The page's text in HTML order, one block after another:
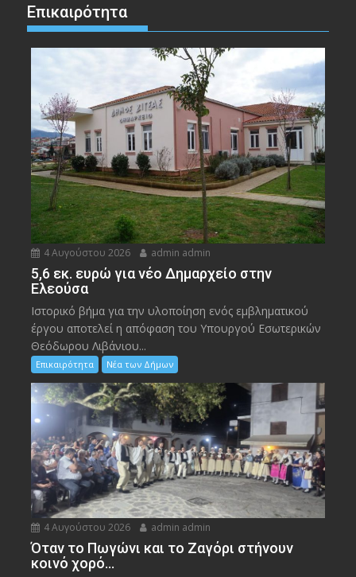
Επικαιρότητα
4 Αυγούστου 2026 admin admin
5,6 εκ. ευρώ για νέο Δημαρχείο στην
Ελεούσα
Ιστορικό βήμα για την υλοποίηση ενός εμβληματικού
έργου αποτελεί η απόφαση του Υπουργού Εσωτερικών
Θεόδωρου Λιβάνιου...
Επικαιρότητα Νέα των Δήμων
4 Αυγούστου 2026 admin admin
Όταν το Πωγώνι και το Ζαγόρι στήνουν
κοινό χορό…